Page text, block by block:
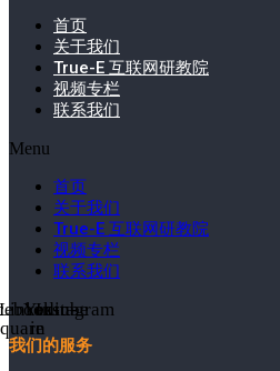
首页
关于我们
True-E 互联网研教院
视频专栏
联系我们
Menu
首页
关于我们
True-E 互联网研教院
视频专栏
联系我们
in
Youtube
Instagram
我们的服务